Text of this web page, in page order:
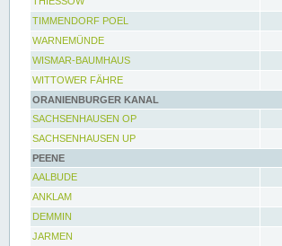
TIMMENDORF POEL
WARNEMÜNDE
WISMAR-BAUMHAUS
WITTOWER FÄHRE
ORANIENBURGER KANAL
SACHSENHAUSEN OP
SACHSENHAUSEN UP
PEENE
AALBUDE
ANKLAM
DEMMIN
JARMEN